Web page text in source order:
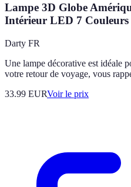
Lampe 3D Globe
Intérieur LED 7 Couleurs
Darty FR
Une lampe décorative est idéale
votre retour de voyage, vous
33.99 EURVoir le prix